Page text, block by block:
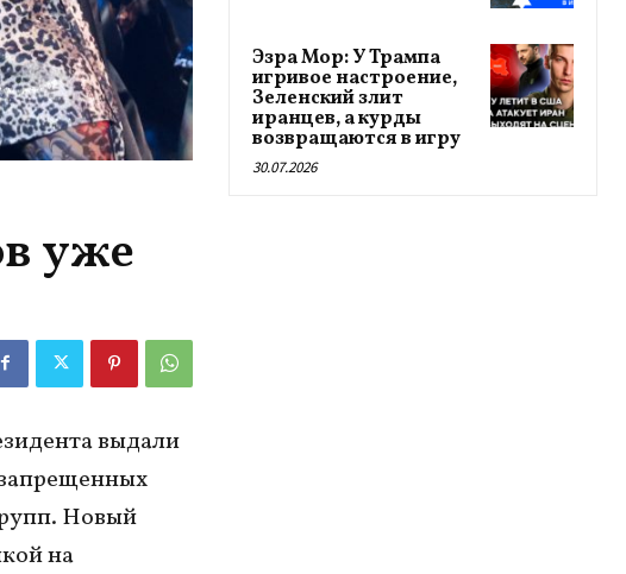
уже
выдали
Новый
на
Эзра Мор: У Трампа
игривое настроение,
Зеленский злит
иранцев, а курды
возвращаются в игру
30.07.2026